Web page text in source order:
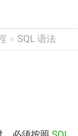
> SQL 语法